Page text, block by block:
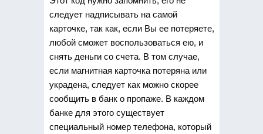
следует надписывать на самой
карточке, так как, если Вы ее потеряете,
любой сможет воспользоваться ею, и
снять деньги со счета. В том случае,
если магнитная карточка потеряна или
украдена, следует как можно скорее
сообщить в банк о пропаже. В каждом
банке для этого существует
специальный номер телефона, который